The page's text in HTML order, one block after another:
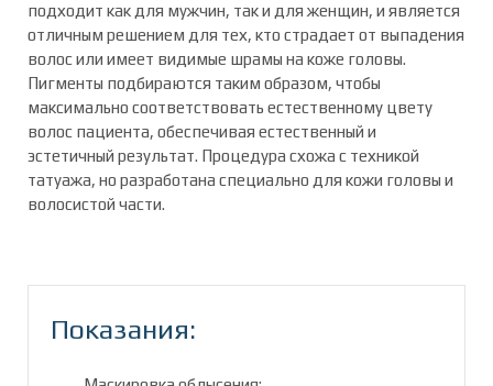
подходит как для мужчин, так и для женщин, и является
отличным решением для тех, кто страдает от выпадения
волос или имеет видимые шрамы на коже головы.
Пигменты подбираются таким образом, чтобы
максимально соответствовать естественному цвету
волос пациента, обеспечивая естественный и
эстетичный результат. Процедура схожа с техникой
татуажа, но разработана специально для кожи головы и
волосистой части.
Показания: